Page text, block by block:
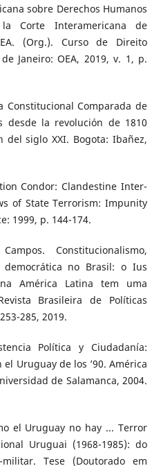
sobre Derechos Humanos
Corte Interamericana de
(Org.). Curso de Direito
Janeiro: OEA, 2019, v. 1, p.
Constitucional Comparada de
desde la revolución de 1810
del siglo XXI. Bogota: Ibañez,
Condor: Clandestine Inter-
of State Terrorism: Impunity
1999, p. 144-174.
Constitucionalismo,
no Brasil: o Ius
América Latina tem uma
Brasileira de Políticas
285, 2019.
Política y Ciudadanía:
Uruguay de los ’90. América
de Salamanca, 2004.
el Uruguay no hay ... Terror
Uruguai (1968-1985): do
Tese (Doutorado em